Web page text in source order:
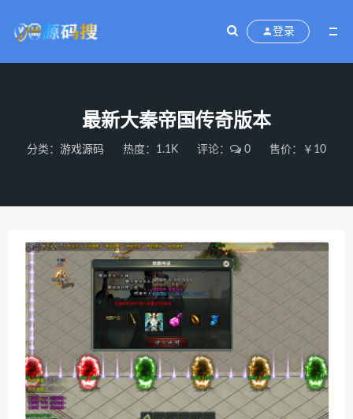
登录
最新大秦帝国传奇版本
分类： 游戏源码 热度：1.1K 评论： 0 售价：￥10